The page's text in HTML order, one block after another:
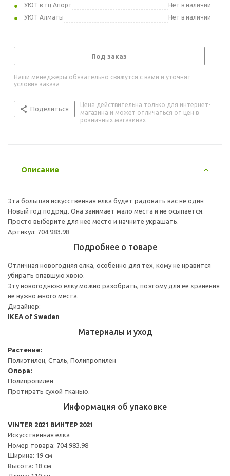
УЮТ в тц Апорт
Нет в наличии
УЮТ Алматы
Нет в наличии
Под заказ
Наши менеджеры обязательно свяжутся с вами и уточнят
условия заказа
Поделиться
Цена действительна только для интернет-
магазина и может отличаться от цен в
розничных магазинах
Описание
Эта большая искусственная елка будет радовать вас не один
Новый год подряд. Она занимает мало места и не осыпается.
Просто выберите для нее место и начните украшать.
Артикул: 704.983.98
Подробнее о товаре
Отличная новогодняя елка, особенно для тех, кому не нравится
убирать опавшую хвою.
Эту новогоднюю елку можно разобрать, поэтому для ее хранения
не нужно много места.
Дизайнер:
IKEA of Sweden
Материалы и уход
Растение:
Полиэтилен, Сталь, Полипропилен
Опора:
Полипропилен
Протирать сухой тканью.
Информация об упаковке
VINTER 2021 ВИНТЕР 2021
Искусственная елка
Номер товара: 704.983.98
Ширина: 19 см
Высота: 18 см